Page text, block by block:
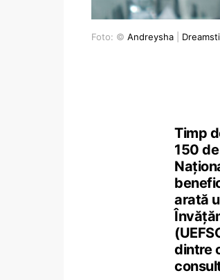
Foto: © Andreysha
Timp
150
arată
dintre